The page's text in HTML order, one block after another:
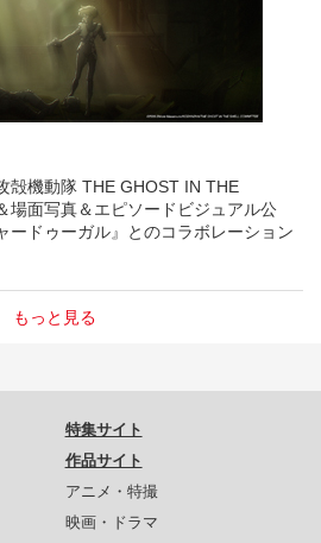
殻機動隊 THE GHOST IN THE
場面写真＆エピソードビジュアル公
ードゥーガル』とのコラボレーション
もっと見る
特集サイト
作品サイト
アニメ・特撮
映画・ドラマ